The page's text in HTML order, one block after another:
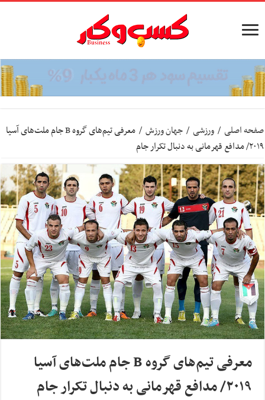
صفحه اصلی / ورزشی / جهان ورزش /
معرفی تیم‌های گروه B جام ملت‌های آسیا
۲۰۱۹/ مدافع قهرمانی به دنبال تکرار جام
معرفی تیم‌های گروه B جام ملت‌های آسیا
۲۰۱۹/ مدافع قهرمانی به دنبال تکرار جام